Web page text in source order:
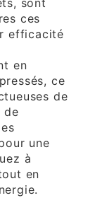
sont
ces
efficacité
en
ce
de
de
une
à
en